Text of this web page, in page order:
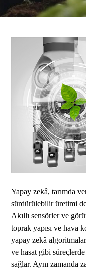
Yapay zekâ, tarımda
sürdürülebilir üretimi
Akıllı sensörler ve
toprak yapısı ve hava
yapay zekâ
ve hasat gibi süreçlerde
sağlar. Aynı zamanda